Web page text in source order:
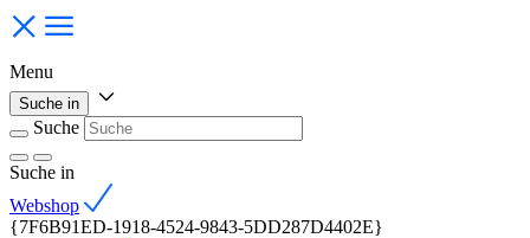
Menu
Suche in
Suche
Suche in
Webshop
{7F6B91ED-1918-4524-9843-5DD287D4402E}